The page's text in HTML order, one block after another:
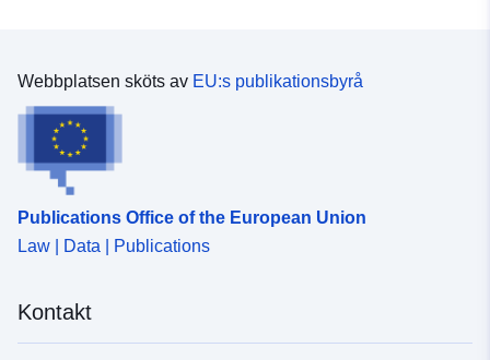
Webbplatsen sköts av EU:s publikationsbyrå
Publications Office of the European Union
Law | Data | Publications
Kontakt